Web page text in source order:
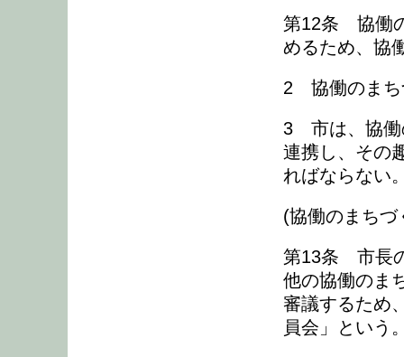
第12条 協働
めるため、協
2 協働のまち
3 市は、協働
連携し、その
ればならない
(協働のまち
第13条 市長
他の協働のま
審議するため
員会」という